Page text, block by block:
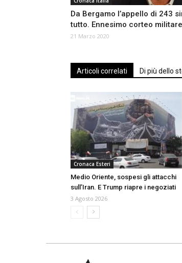
Da Bergamo l’appello di 243
tutto. Ennesimo corteo
21 Marzo 2020
Articoli correlati Di più dello
Cronaca Esteri
Medio Oriente, sospesi gli attacchi
sull’Iran. E Trump riapre i negoziati
3 Agosto 2026